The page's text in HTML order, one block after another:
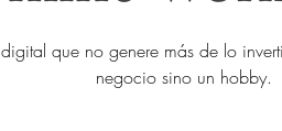
que no genere más de lo
negocio sino un hobby.